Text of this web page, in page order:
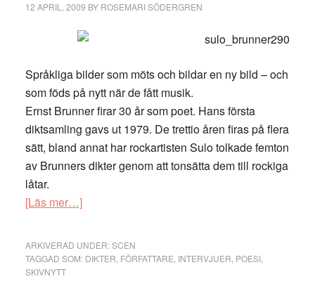
12 APRIL, 2009 BY ROSEMARI SÖDERGREN
Språkliga bilder som möts och bildar en ny bild – och
som föds på nytt när de fått musik.
Ernst Brunner firar 30 år som poet. Hans första
diktsamling gavs ut 1979. De trettio åren firas på flera
sätt, bland annat har rockartisten Sulo tolkade femton
av Brunners dikter genom att tonsätta dem till rockiga
låtar.
[Läs mer…]om
Ernst
ARKIVERAD UNDER:SCEN
TAGGAD SOM: DIKTER FÖRFATTARE INTERVJUER POESI,
SKIVNYTT